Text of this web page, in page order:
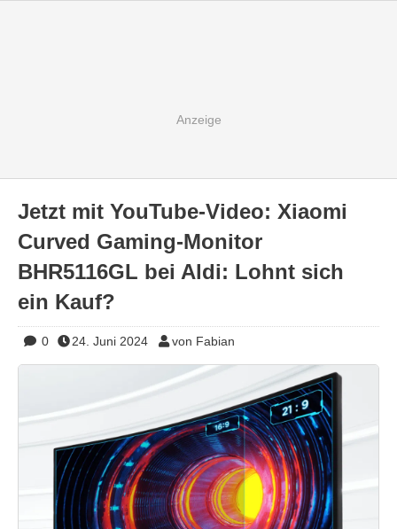
Jetzt mit YouTube-Video: Xiaomi
Curved Gaming-Monitor
BHR5116GL bei Aldi: Lohnt sich
ein Kauf?
0 24. Juni 2024 von Fabian